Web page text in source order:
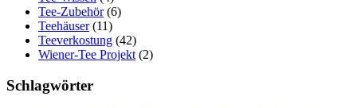
Tee-Zubehör(6)
Teehäuser(11)
Teeverkostung (42)
Wiener-Tee Projekt (2)
Schlagwörter